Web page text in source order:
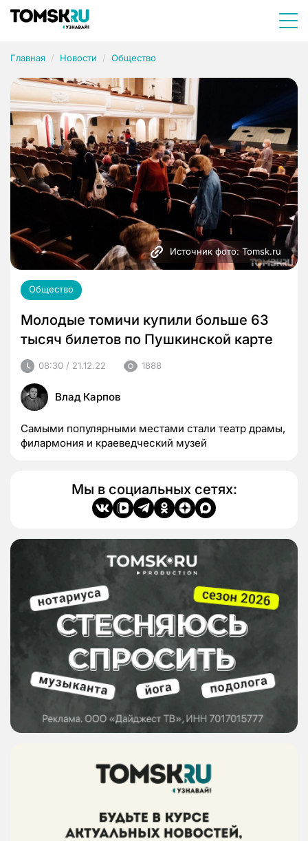
Главная Новости Общество
Источник фото: Tomsk.ru
Общество
Молодые томичи купили больше 63
тысяч билетов по Пушкинской карте
08:30 / 21.12.22 1888
Влад Карпов
Самыми популярными местами стали театр драмы,
филармония и краеведческий музей
Мы в социальных сетях: